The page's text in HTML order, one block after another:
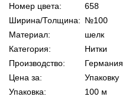
Номер цвета:
658
Ширина/Толщина: №100
Материал:
шелк
Категория:
Нитки
Производство:
Германия
Цена за:
Упаковку
Упаковка:
100 м